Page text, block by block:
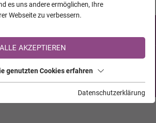
auf TrauerHilfe.it registriert?
Registrierung <<
es uns andere ermöglichen, Ihre
Webseite zu verbessern.
ALLE AKZEPTIEREN
genutzten Cookies erfahren
Datenschutzerklärung